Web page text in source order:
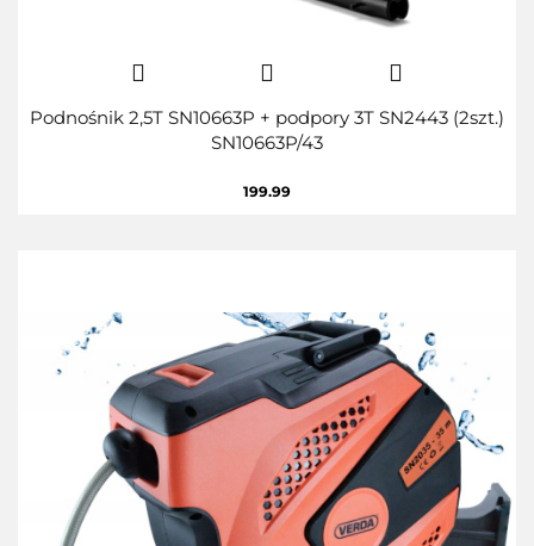
Podnośnik 2,5T SN10663P + podpory 3T SN2443 (2szt.)
SN10663P/43
199.99